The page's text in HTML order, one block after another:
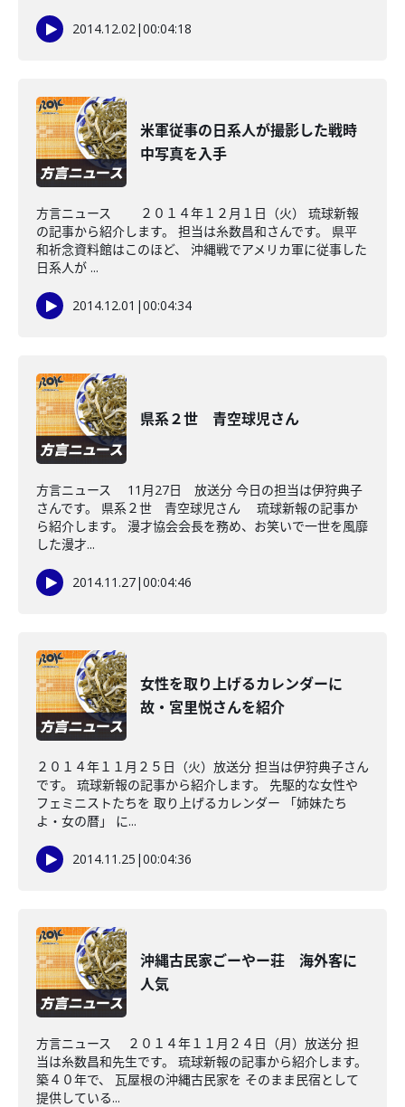
2014.12.02|00:04:18
米軍従事の日系人が撮影した戦時
中写真を入手
方言ニュース ２０１４年１２月１日（火） 琉球新報
の記事から紹介します。 担当は糸数昌和さんです。 県平
和祈念資料館はこのほど、 沖縄戦でアメリカ軍に従事した
日系人が ...
2014.12.01 |00:04:34
県系２世 青空球児さん
方言ニュース 11月27日 放送分 今日の担当は伊狩典子
さんです。 県系２世 青空球児さん 琉球新報の記事か
ら紹介します。 漫才協会会長を務め、お笑いで一世を風靡
した漫才...
2014.11.27|00:04:46
女性を取り上げるカレンダーに
故・宮里悦さんを紹介
２０１４年１１月２５日（火）放送分 担当は伊狩典子さん
です。 琉球新報の記事から紹介します。 先駆的な女性や
フェミニストたちを 取り上げるカレンダー 「姉妹たち
よ・女の暦」 に...
2014.11.25 |00:04:36
沖縄古民家ごーやー荘 海外客に
人気
方言ニュース ２０１４年１１月２４日（月）放送分 担
当は糸数昌和先生です。 琉球新報の記事から紹介します。
築４０年で、 瓦屋根の沖縄古民家を そのまま民宿として
提供している...